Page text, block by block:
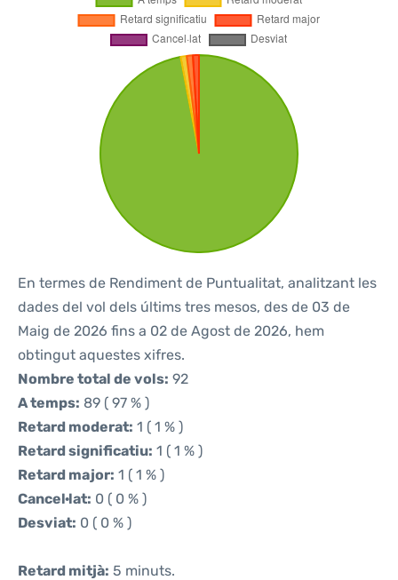
En termes de Rendiment de Puntualitat, analitzant les
dades del vol dels últims tres mesos, des de 03 de
Maig de 2026 fins a 02 de Agost de 2026, hem
obtingut aquestes xifres.
Nombre total de vols: 92
A temps: 89 ( 97 % )
Retard moderat: 1 ( 1 % )
Retard significatiu: 1 ( 1 % )
Retard major: 1 ( 1 % )
Cancel·lat: 0 ( 0 % )
Desviat: 0 ( 0 % )
Retard mitjà: 5 minuts.